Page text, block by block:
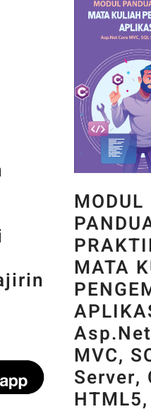
MODUL
MATA
MVC,
Server,